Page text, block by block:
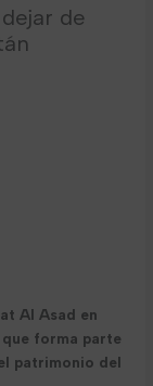
de
Al Asad en
que forma parte
patrimonio del